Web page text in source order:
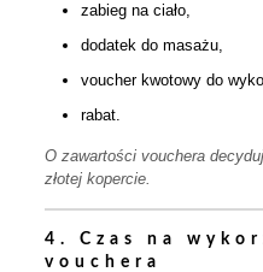
zabieg na ciało,
dodatek do masażu,
voucher kwotowy do
rabat.
O zawartości vouchera
złotej kopercie.
4. Czas na
vouchera